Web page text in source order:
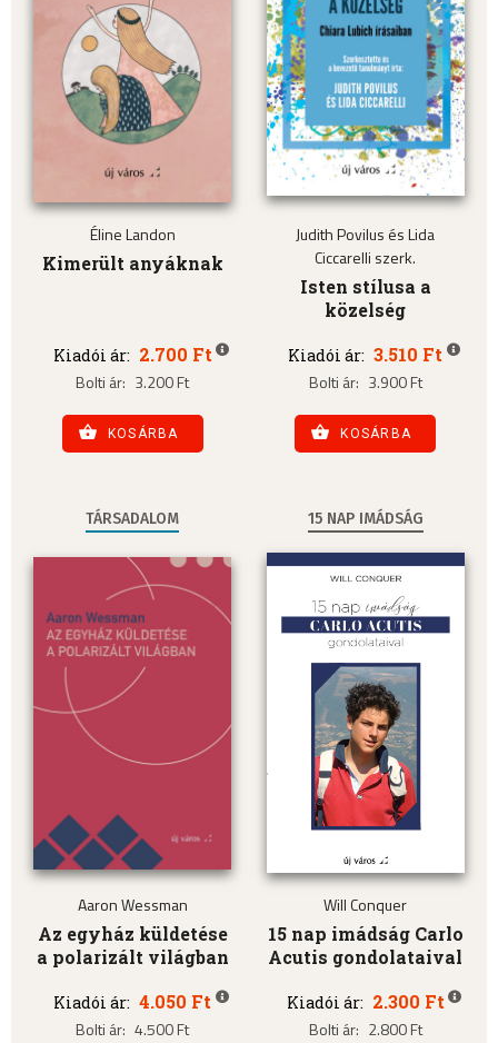
Éline Landon
Kimerült anyáknak
Kiadói ár: 2.700 Ft
Bolti ár: 3.200 Ft
KOSÁRBA
Judith Povilus és Lida
Ciccarelli szerk.
Isten stílusa a
közelség
Kiadói ár: 3.510 Ft
Bolti ár: 3.900 Ft
KOSÁRBA
TÁRSADALOM
Aaron Wessman
Az egyház küldetése
a polarizált világban
Kiadói ár: 4.050 Ft
Bolti ár: 4.500 Ft
15 NAP IMÁDSÁG
Will Conquer
15 nap imádság Carlo
Acutis gondolataival
Kiadói ár: 2.300 Ft
Bolti ár: 2.800 Ft